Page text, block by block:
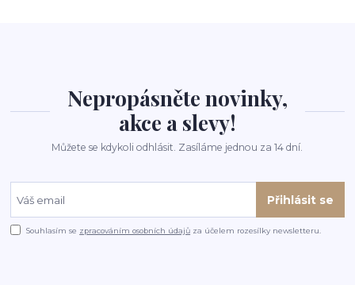
Nepropásněte novinky,
akce a slevy!
Můžete se kdykoli odhlásit. Zasíláme jednou za 14 dní.
Přihlásit se
Souhlasím se zpracováním osobních údajů za účelem rozesílky newsletteru.